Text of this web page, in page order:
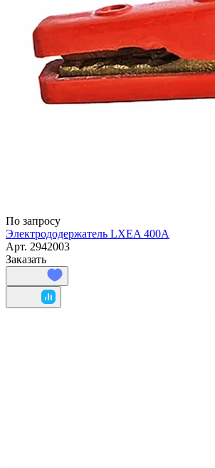
По запросу
Электрододержатель LXEA 400A
Арт. 2942003
Заказать